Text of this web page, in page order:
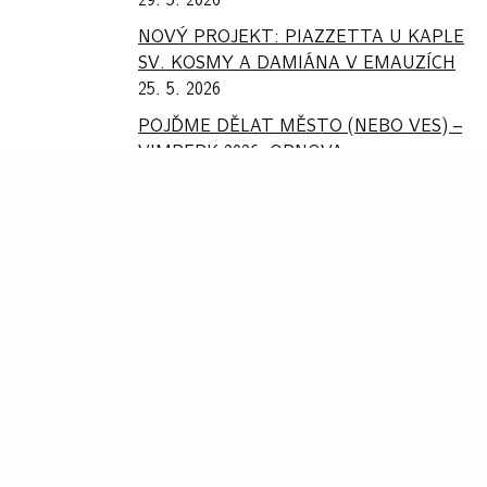
NOVÝ PROJEKT: PIAZZETTA U KAPLE
SV. KOSMY A DAMIÁNA V EMAUZÍCH
25. 5. 2026
POJĎME DĚLAT MĚSTO (NEBO VES) –
VIMPERK 2026: OBNOVA